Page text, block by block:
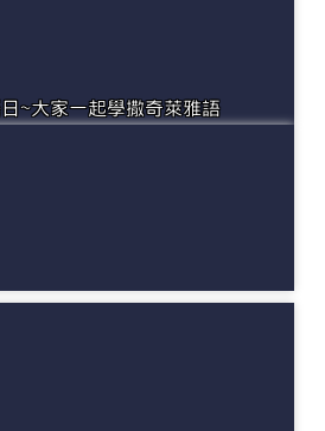
~大家一起學撒奇萊雅語